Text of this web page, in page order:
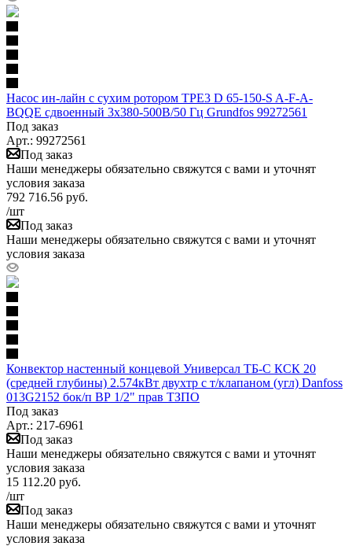
Насос ин-лайн с сухим ротором TPE3 D 65-150-S A-F-A-
BQQE сдвоенный 3х380-500В/50 Гц Grundfos 99272561
Под заказ
Арт.: 99272561
Под заказ
Наши менеджеры обязательно свяжутся с вами и уточнят
условия заказа
792 716.56 руб.
/шт
Под заказ
Наши менеджеры обязательно свяжутся с вами и уточнят
условия заказа
Конвектор настенный концевой Универсал ТБ-С КСК 20
(средней глубины) 2.574кВт двухтр с т/клапаном (угл) Danfoss
013G2152 бок/п ВР 1/2" прав ТЗПО
Под заказ
Арт.: 217-6961
Под заказ
Наши менеджеры обязательно свяжутся с вами и уточнят
условия заказа
15 112.20 руб.
/шт
Под заказ
Наши менеджеры обязательно свяжутся с вами и уточнят
условия заказа